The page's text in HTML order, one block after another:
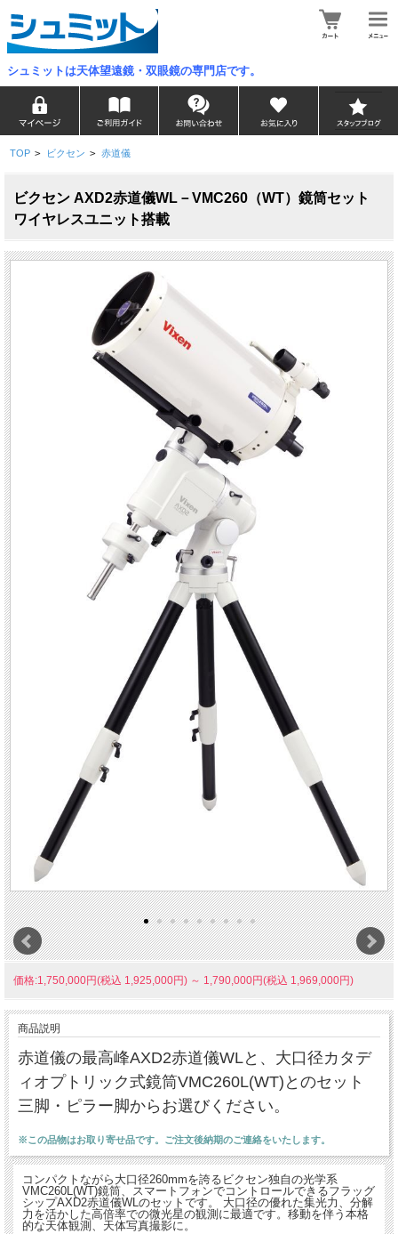
シュミットは天体望遠鏡・双眼鏡の専門店です。
TOP > ビクセン > 赤道儀
ビクセン AXD2赤道儀WL－VMC260（WT）鏡筒セット
ワイヤレスユニット搭載
価格:1,750,000円(税込 1,925,000円) ～ 1,790,000円(税込 1,969,000円)
商品説明
赤道儀の最高峰AXD2赤道儀WLと、大口径カタデ
ィオプトリック式鏡筒VMC260L(WT)とのセット
三脚・ピラー脚からお選びください。
※この品物はお取り寄せ品です。ご注文後納期のご連絡をいたします。
コンパクトながら大口径260mmを誇るビクセン独自の光学系
VMC260L(WT)鏡筒、スマートフォンでコントロールできるフラッグ
シップAXD2赤道儀WLのセットです。 大口径の優れた集光力、分解
力を活かした高倍率での微光星の観測に最適です。移動を伴う本格
的な天体観測、天体写真撮影に。